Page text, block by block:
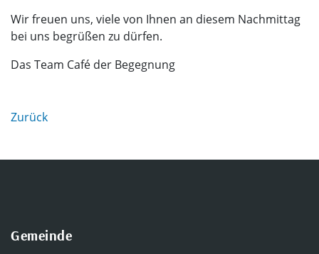
Wir freuen uns, viele von Ihnen an diesem Nachmittag
bei uns begrüßen zu dürfen.
Das Team Café der Begegnung
Zurück
Gemeinde